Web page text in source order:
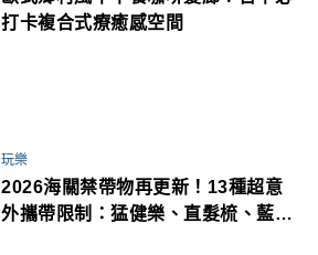
打卡複合式療癒感空間
玩樂
2026海關禁帶物再更新！13種超意
外攜帶限制：猛健樂、直髮梳、藍牙